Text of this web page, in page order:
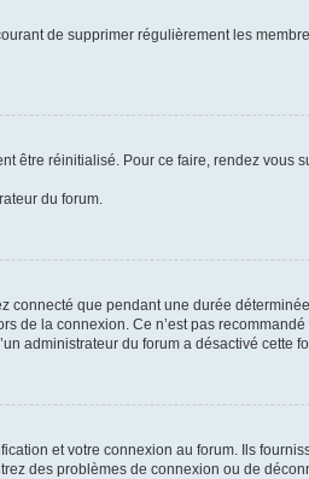
de supprimer régulièrement les
être réinitialisé. Pour ce faire, rendez vous
du forum.
connecté que pendant une durée
de la connexion. Ce n’est pas
administrateur du forum a désactivé cette
et votre connexion au forum. Ils
des problèmes de connexion ou de